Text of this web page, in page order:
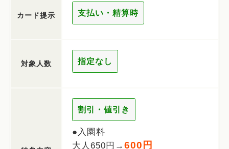
カード提示 支払い・精算時
対象人数 指定なし
割引・値引き
●入園料
大人650円→ 600円